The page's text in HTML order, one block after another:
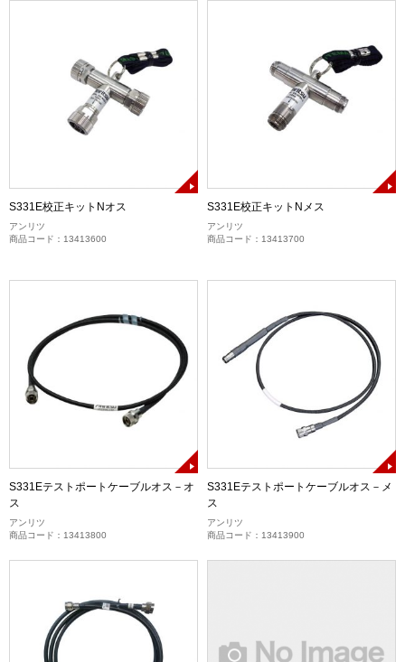
S331E校正キットNオス
アンリツ
商品コード：13413600
S331E校正キットNメス
アンリツ
商品コード：13413700
S331Eテストポートケーブルオス－オ
ス
アンリツ
商品コード：13413800
S331Eテストポートケーブルオス－メ
ス
アンリツ
商品コード：13413900